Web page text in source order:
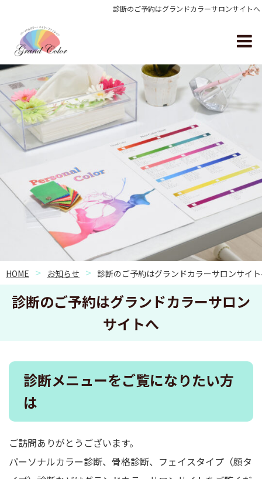
診断のご予約はグランドカラーサロンサイトへ
診断のご予約はグランドカラーサロン
サイトへ
HOME お知らせ 診断のご予約はグランドカラーサロンサイ
診断メニューをご覧になりたい方
は
ご訪問ありがとうございます。
パーソナルカラー診断、骨格診断、フェイスタイプ（顔タ